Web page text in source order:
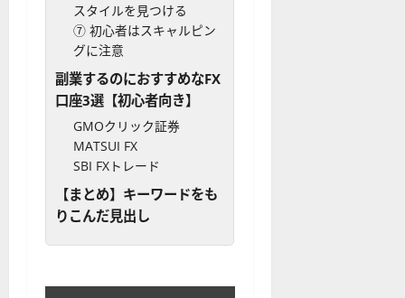
スタイルを見つける
⑦ 初心者はスキャルピン
グに注意
副業するのにおすすめなFX
口座3選【初心者向き】
GMOクリック証券
MATSUI FX
SBI FXトレード
【まとめ】キーワードをも
りこんだ見出し